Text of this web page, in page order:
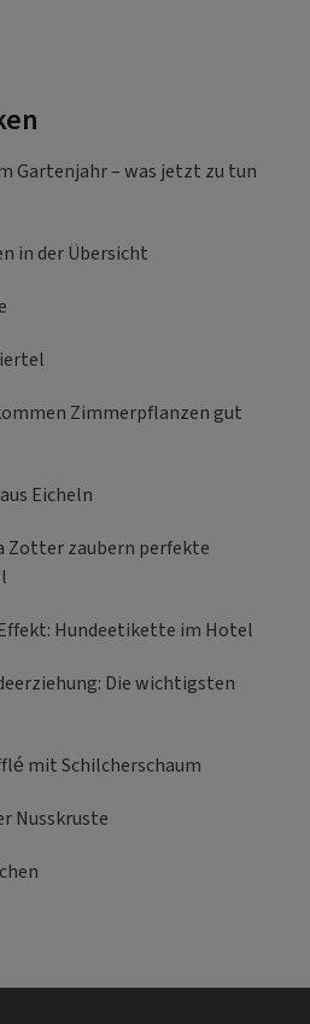
Gartenjahr – was jetzt zu tun
in der Übersicht
Zimmerpflanzen gut
Eicheln
Zotter zaubern perfekte
Hundeetikette im Hotel
Die wichtigsten
mit Schilcherschaum
Nusskruste